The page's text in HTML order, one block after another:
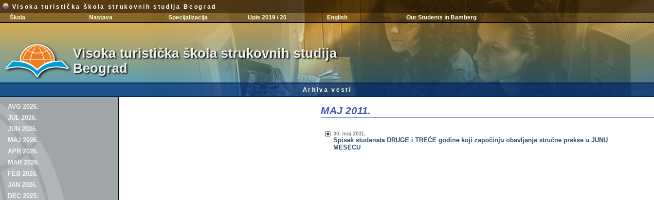
Visoka turistička škola strukovnih studija Beograd
Škola
Nastava Specijalizacija Upis 2019 / 20 English Our Students in Bamberg
Visoka turistička škola strukovnih studija
Beograd
Arhiva vesti
AVG 2026.
JUL 2026.
JUN 2026.
MAJ 2026.
APR 2026.
MAR 2026.
FEB 2026.
JAN 2026.
DEC 2025.
MAJ 2011.
30. maj 2011.
Spisak studenata DRUGE i TREĆE godine koji započinju obavljanje stručne prakse u JUNU
MESECU